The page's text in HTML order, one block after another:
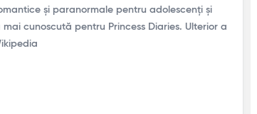
și paranormale pentru adolescenți și
cunoscută pentru Princess Diaries. Ulterior a